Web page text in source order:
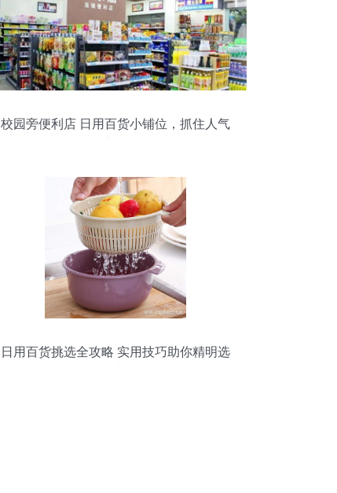
校园旁便利店 日用百货小铺位，抓住人气
日用百货挑选全攻略 实用技巧助你精明选